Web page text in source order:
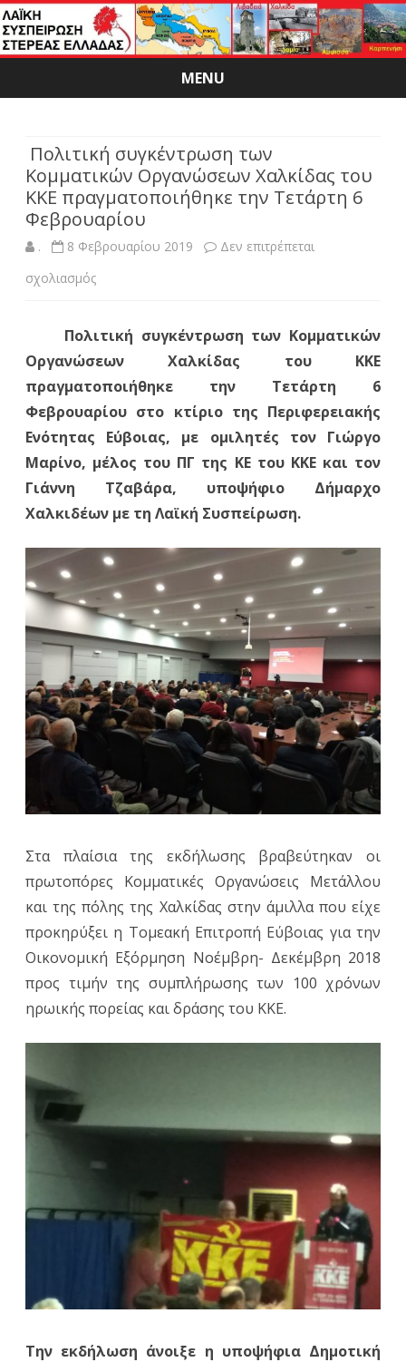
MENU
Skip
Πολιτική συγκέντρωση των
Κομματικών Οργανώσεων Χαλκίδας του
ΚΚΕ πραγματοποιήθηκε την Τετάρτη 6
Φεβρουαρίου
. 8 Φεβρουαρίου 2019
Δεν επιτρέπεται
σχολιασμόςστο
συγκέντρωση
των
Κομματικών
Οργανώσεων
Χαλκίδας
του
πραγματοποιήθηκε
την
Τετάρτη
6
Φεβρουαρίου
Πολιτική συγκέντρωση των Κομματικών
Οργανώσεων Χαλκίδας του ΚΚΕ
πραγματοποιήθηκε την Τετάρτη 6
Φεβρουαρίου στο κτίριο της Περιφερειακής
Ενότητας Εύβοιας, με ομιλητές τον Γιώργο
Μαρίνο, μέλος του ΠΓ της ΚΕ του ΚΚΕ και τον
Γιάννη Τζαβάρα, υποψήφιο Δήμαρχο
Χαλκιδέων με τη Λαϊκή Συσπείρωση.
Στα πλαίσια της εκδήλωσης βραβεύτηκαν οι
πρωτοπόρες Κομματικές Οργανώσεις Μετάλλου
και της πόλης της Χαλκίδας στην άμιλλα που είχε
προκηρύξει η Τομεακή Επιτροπή Εύβοιας για την
Οικονομική Εξόρμηση Νοέμβρη- Δεκέμβρη 2018
προς τιμήν της συμπλήρωσης των 100 χρόνων
ηρωικής πορείας και δράσης του ΚΚΕ.
Την εκδήλωση άνοιξε η υποψήφια Δημοτική